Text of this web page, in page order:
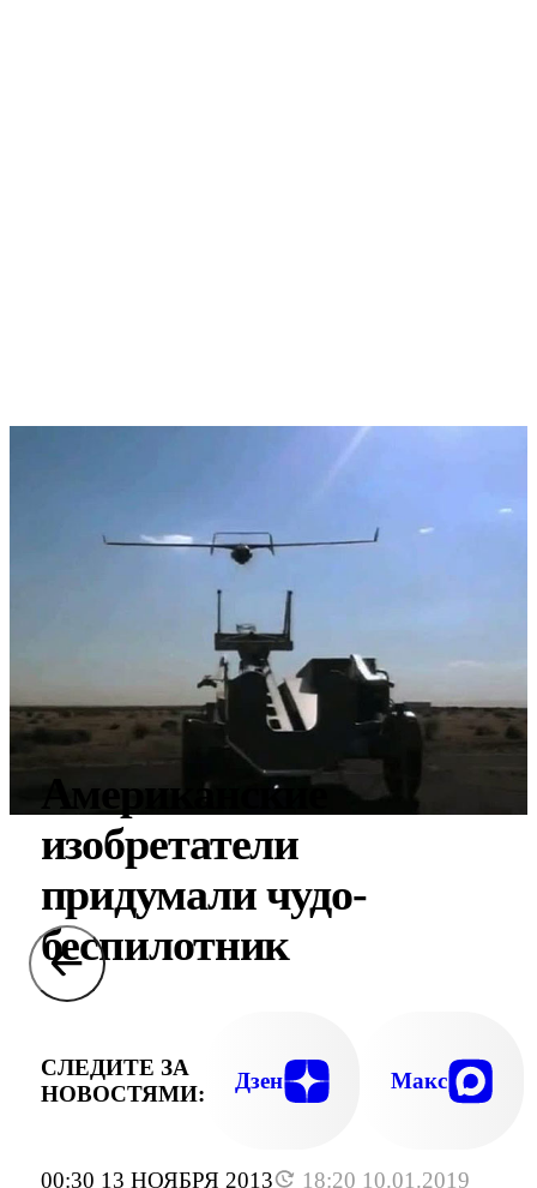
00:30 13 НОЯБРЯ 2013
18:20 10.01.2019
Американские
изобретатели
придумали чудо-
беспилотник
СЛЕДИТЕ ЗА
НОВОСТЯМИ:
Дзен Макс